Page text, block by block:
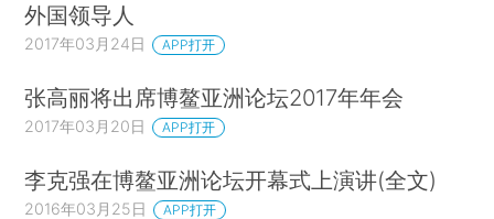
外国领导人
2017年03月24日 APP打开
张高丽将出席博鳌亚洲论坛2017年年会
2017年03月20日 APP打开
李克强在博鳌亚洲论坛开幕式上演讲(全文)
2016年03月25日 APP打开